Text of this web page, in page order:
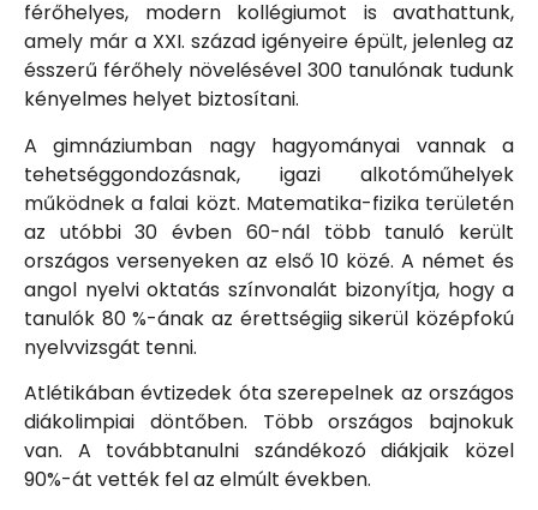
férőhelyes, modern kollégiumot is avathattunk,
amely már a XXI. század igényeire épült, jelenleg az
ésszerű férőhely növelésével 300 tanulónak tudunk
kényelmes helyet biztosítani.
A gimnáziumban nagy hagyományai vannak a
tehetséggondozásnak, igazi alkotóműhelyek
működnek a falai közt. Matematika-fizika területén
az utóbbi 30 évben 60-nál több tanuló került
országos versenyeken az első 10 közé. A német és
angol nyelvi oktatás színvonalát bizonyítja, hogy a
tanulók 80 %-ának az érettségiig sikerül középfokú
nyelvvizsgát tenni.
Atlétikában évtizedek óta szerepelnek az országos
diákolimpiai döntőben. Több országos bajnokuk
van. A továbbtanulni szándékozó diákjaik közel
90%-át vették fel az elmúlt években.